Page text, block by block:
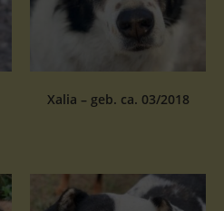
Xalia – geb. ca. 03/2018